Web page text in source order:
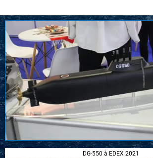
DG-550 à EDEX 2021